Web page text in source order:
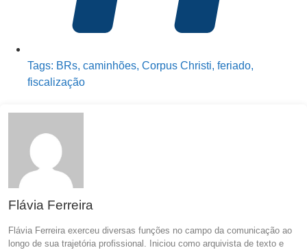
Tags: BRs, caminhões, Corpus Christi, feriado,
fiscalização
Flávia Ferreira
Flávia Ferreira exerceu diversas funções no campo da comunicação ao
longo de sua trajetória profissional. Iniciou como arquivista de texto e